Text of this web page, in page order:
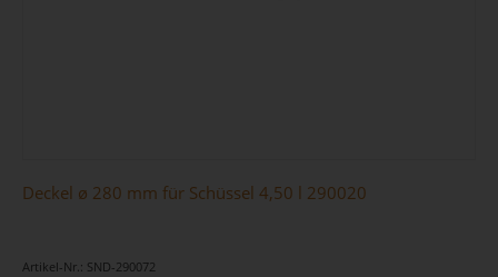
Deckel ø 280 mm für Schüssel 4,50 l 290020
Artikel-Nr.: SND-290072